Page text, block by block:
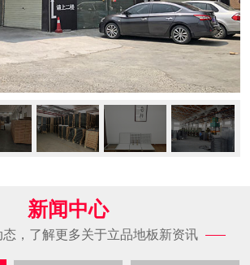
新闻中心
态，了解更多关于立品地板新资讯